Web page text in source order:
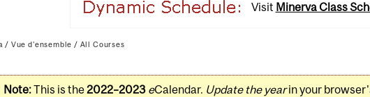
Visit Minerva Class
/ Vue d'ensemble / All Courses
Note:This is the2022–2023 eCalendar. Update the yearin your